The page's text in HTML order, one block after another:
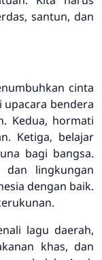
santun, dan
cinta
bendera
Kedua, hormati
Ketiga, belajar
bagi bangsa.
dan lingkungan
dengan baik.
lagu daerah,
khas, dan